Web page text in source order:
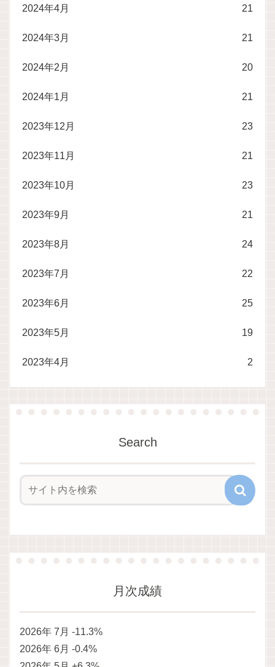
2024年4月 21
2024年3月 21
2024年2月 20
2024年1月 21
2023年12月 23
2023年11月 21
2023年10月 23
2023年9月 21
2023年8月 24
2023年7月 22
2023年6月 25
2023年5月 19
2023年4月 2
Search
月次成績
2026年 7月 -11.3%
2026年 6月 -0.4%